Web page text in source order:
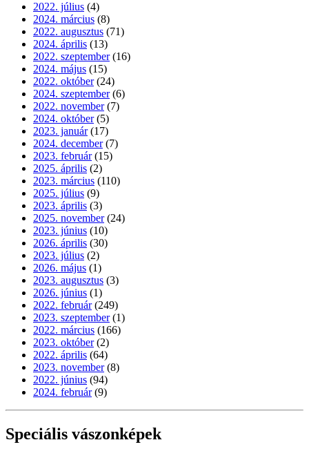
2022. július (4)
2024. március (8)
2022. augusztus (71)
2024. április (13)
2022. szeptember (16)
2024. május (15)
2022. október (24)
2024. szeptember (6)
2022. november (7)
2024. október (5)
2023. január (17)
2024. december (7)
2023. február (15)
2025. április (2)
2023. március (110)
2025. július (9)
2023. április (3)
2025. november (24)
2023. június (10)
2026. április (30)
2023. július (2)
2026. május (1)
2023. augusztus (3)
2026. június (1)
2022. február (249)
2023. szeptember (1)
2022. március (166)
2023. október (2)
2022. április (64)
2023. november (8)
2022. június (94)
2024. február (9)
Speciális vászonképek